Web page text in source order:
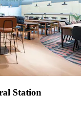
Station